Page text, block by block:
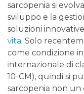
sarcopenia si
sviluppo e la
soluzioni
vita. Solo
come condizione
internazionale di
10-CM), quindi si
sarcopenia non un